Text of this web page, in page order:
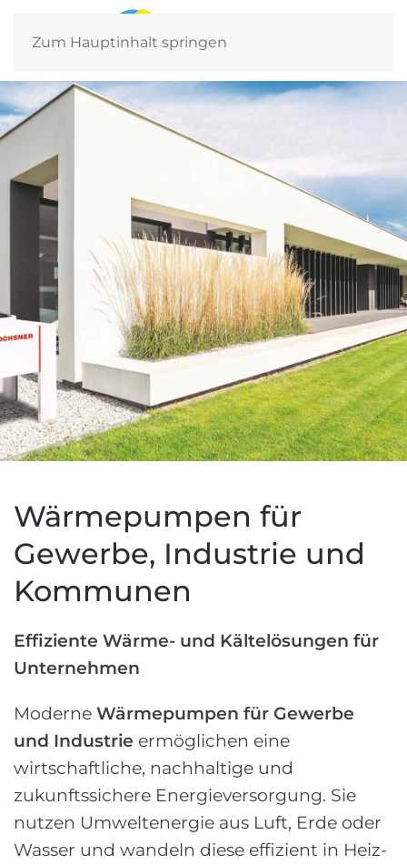
Zum Hauptinhalt springen
Wärmepumpen für
Gewerbe, Industrie und
Kommunen
Effiziente Wärme- und Kältelösungen für
Unternehmen
Moderne Wärmepumpen für Gewerbe
und Industrie ermöglichen eine
wirtschaftliche, nachhaltige und
zukunftssichere Energieversorgung. Sie
nutzen Umweltenergie aus Luft, Erde oder
Wasser und wandeln diese effizient in Heiz-